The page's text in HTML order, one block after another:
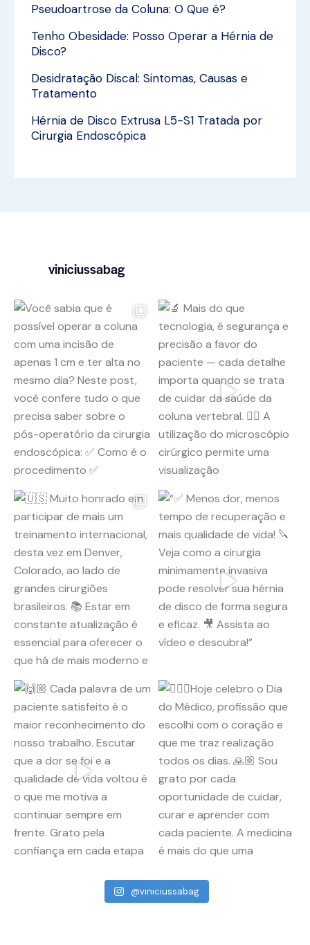
Pseudoartrose da Coluna: O Que é?
Tenho Obesidade: Posso Operar a Hérnia de
Disco?
Desidratação Discal: Sintomas, Causas e
Tratamento
Hérnia de Disco Extrusa L5-S1 Tratada por
Cirurgia Endoscópica
viniciussabag
@viniciussabag